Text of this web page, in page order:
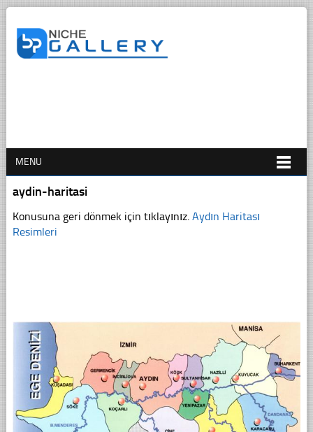
MENU
aydin-haritasi
Konusuna geri dönmek için tıklayınız. Aydın Haritası
Resimleri